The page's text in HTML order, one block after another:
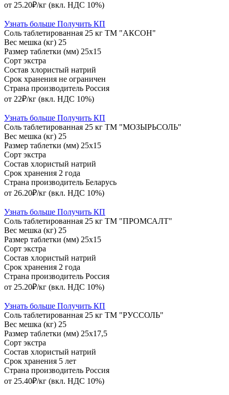
от 25.20₽/кг (вкл. НДС 10%)
Узнать больше Получить КП
Соль таблетированная 25 кг ТМ "АКСОН"
Вес мешка (кг) 25
Размер таблетки (мм) 25х15
Сорт экстра
Состав хлористый натрий
Срок хранения не ограничен
Страна производитель Россия
от 22₽/кг (вкл. НДС 10%)
Узнать больше Получить КП
Соль таблетированная 25 кг ТМ "МОЗЫРЬСОЛЬ"
Вес мешка (кг) 25
Размер таблетки (мм) 25х15
Сорт экстра
Состав хлористый натрий
Срок хранения 2 года
Страна производитель Беларусь
от 26.20₽/кг (вкл. НДС 10%)
Узнать больше Получить КП
Соль таблетированная 25 кг ТМ "ПРОМСАЛТ"
Вес мешка (кг) 25
Размер таблетки (мм) 25х15
Сорт экстра
Состав хлористый натрий
Срок хранения 2 года
Страна производитель Россия
от 25.20₽/кг (вкл. НДС 10%)
Узнать больше Получить КП
Соль таблетированная 25 кг ТМ "РУССОЛЬ"
Вес мешка (кг) 25
Размер таблетки (мм) 25х17,5
Сорт экстра
Состав хлористый натрий
Срок хранения 5 лет
Страна производитель Россия
от 25.40₽/кг (вкл. НДС 10%)